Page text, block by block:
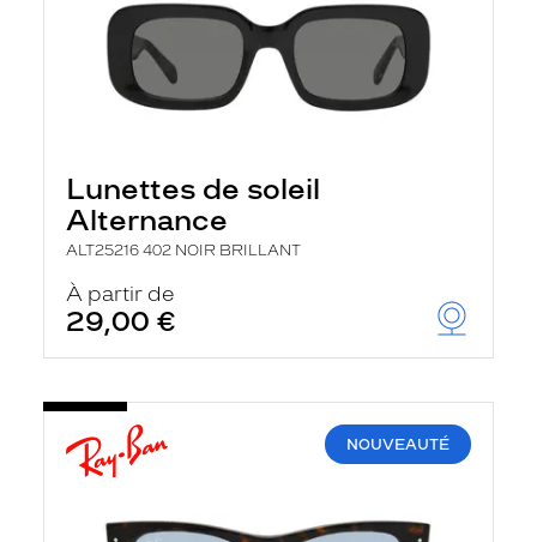
Lunettes de soleil
Alternance
ALT25216 402 NOIR BRILLANT
À partir de
29,00 €
NOUVEAUTÉ